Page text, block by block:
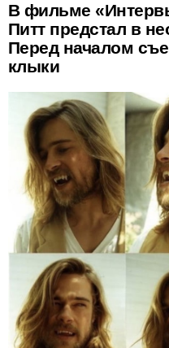
В фильме
Питт предстал в
Перед началом
клыки